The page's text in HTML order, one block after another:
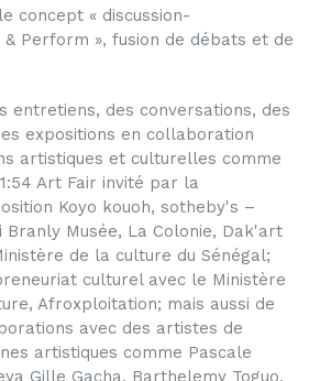
concept « discussion-
Perform », fusion de débats et de
entretiens, des conversations, des
expositions en collaboration
artistiques et culturelles comme
Art Fair invité par la
Koyo kouoh, sotheby's –
Branly Musée, La Colonie, Dak'art
de la culture du Sénégal;
culturel avec le Ministère
Afroxploitation; mais aussi de
avec des artistes de
artistiques comme Pascale
Gille Gacha, Barthelemy Toguo,